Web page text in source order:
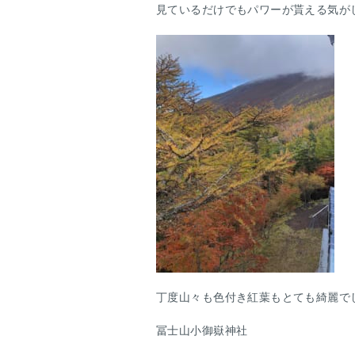
見ているだけでもパワーが貰える気が
丁度山々も色付き紅葉もとても綺麗で
冨士山小御嶽神社